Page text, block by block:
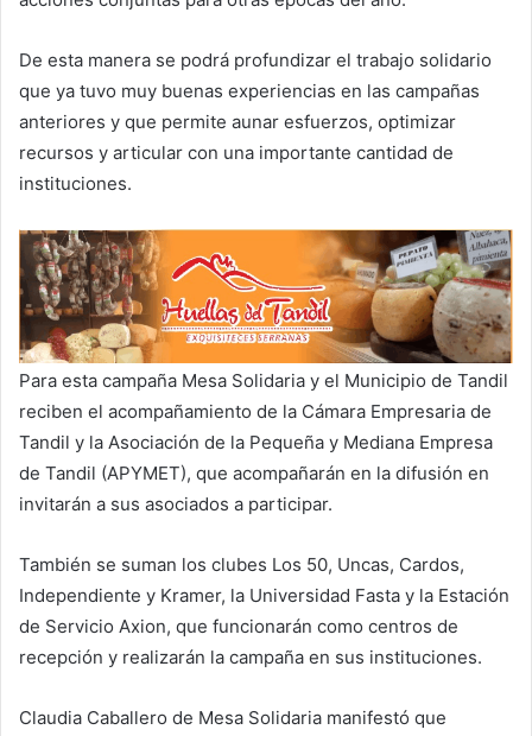
De esta manera se podrá profundizar el trabajo solidario
que ya tuvo muy buenas experiencias en las campañas
anteriores y que permite aunar esfuerzos, optimizar
recursos y articular con una importante cantidad de
instituciones.
Para esta campaña Mesa Solidaria y el Municipio de Tandil
reciben el acompañamiento de la Cámara Empresaria de
Tandil y la Asociación de la Pequeña y Mediana Empresa
de Tandil (APYMET), que acompañarán en la difusión en
invitarán a sus asociados a participar.
También se suman los clubes Los 50, Uncas, Cardos,
Independiente y Kramer, la Universidad Fasta y la Estación
de Servicio Axion, que funcionarán como centros de
recepción y realizarán la campaña en sus instituciones.
Claudia Caballero de Mesa Solidaria manifestó que